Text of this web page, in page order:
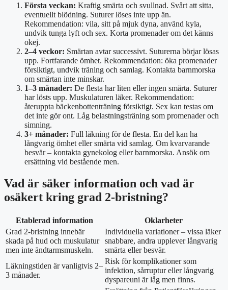
Första veckan: Kraftig smärta och svullnad. Svårt att sitta,
eventuellt blödning. Suturer löses inte upp än.
Rekommendation: vila, sitt på mjuk dyna, använd kyla,
undvik tunga lyft och sex. Korta promenader om det känns
okej.
2–4 veckor: Smärtan avtar successivt. Suturerna börjar lösas
upp. Fortfarande ömhet. Rekommendation: öka promenader
försiktigt, undvik träning och samlag. Kontakta barnmorska
om smärtan inte minskar.
1–3 månader: De flesta har liten eller ingen smärta. Suturer
har lösts upp. Muskulaturen läker. Rekommendation:
återuppta bäckenbottenträning försiktigt. Sex kan testas om
det inte gör ont. Låg belastningsträning som promenader och
simning.
3+ månader: Full läkning för de flesta. En del kan ha
långvarig ömhet eller smärta vid samlag. Om kvarvarande
besvär – kontakta gynekolog eller barnmorska. Ansök om
ersättning vid bestående men.
Vad är säker information och vad är
osäkert kring grad 2-bristning?
Etablerad information
Oklarheter
Grad 2-bristning innebär
skada på hud och muskulatur
men inte ändtarmsmuskeln.
Individuella variationer – vissa läker
snabbare, andra upplever långvarig
smärta eller besvär.
Läkningstiden är vanligtvis 2–
3 månader.
Risk för komplikationer som
infektion, sårruptur eller långvarig
dyspareuni är låg men finns.